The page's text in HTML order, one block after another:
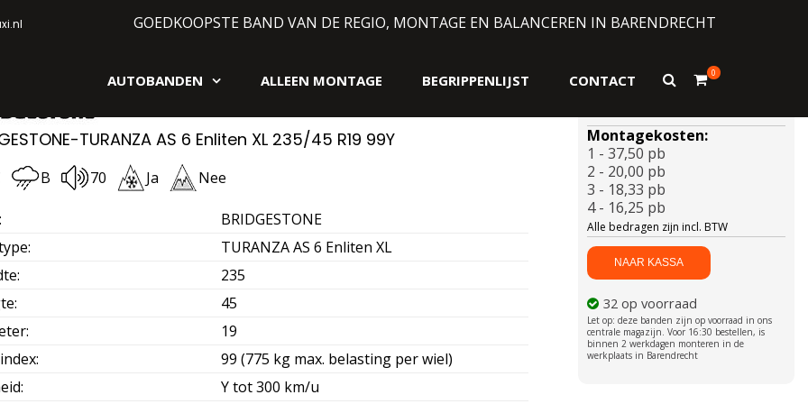
GOEDKOOPSTE BAND VAN DE REGIO, MONTAGE EN BALANCEREN IN BARENDRECHT
AUTOBANDEN ALLEEN MONTAGE BEGRIPPENLIJST CONTACT
Toon
0
TURANZA AS 6 Enliten XL 235/45 R19 99Y
B 70 Ja Nee
:
BRIDGESTONE
:
TURANZA AS 6 Enliten XL
:
235
:
45
:
19
:
99 (775 kg max. belasting per wiel)
:
Y tot 300 km/u
BRIDGESTONE-
AS
6
Enliten
XL
235/45
R19
99Y
aantal
NAAR KASSA
32 op voorraad
Montagekosten:
1 - 37,50 pb
2 - 20,00 pb
3 - 18,33 pb
4 - 16,25 pb
Alle bedragen zijn incl. BTW